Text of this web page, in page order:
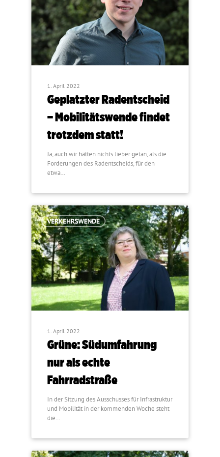
1. April 2022
Geplatzter Radentscheid
– Mobilitätswende findet
trotzdem statt!
Ja, auch wir hätten nichts lieber getan, als die
Forderungen des Radentscheids, für den
etwa…
VERKEHRSWENDE
1. April 2022
Grüne: Südumfahrung
nur als echte
Fahrradstraße
In der Sitzung des Ausschusses für Infrastruktur
und Mobilität in der kommenden Woche steht
die…